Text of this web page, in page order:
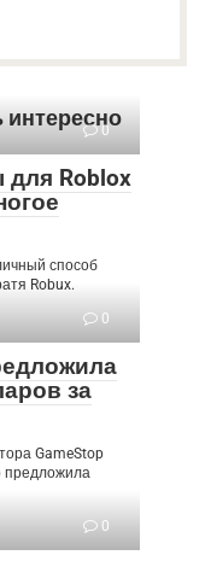
0
Roblox
способ
Robux.
0
за
GameStop
предложила
0